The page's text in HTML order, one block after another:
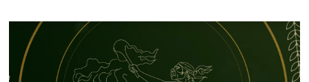
k
p
conmemoración
años